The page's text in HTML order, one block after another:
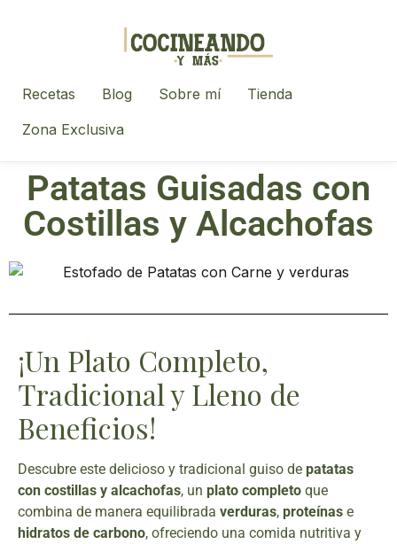
Recetas Blog Sobre mí
Tienda
Zona Exclusiva
Patatas Guisadas con
Costillas y Alcachofas
¡Un Plato Completo,
Tradicional y Lleno de
Beneficios!
Descubre este delicioso y tradicional guiso de patatas
con costillas y alcachofas, un plato completo que
combina de manera equilibrada verduras, proteínas e
hidratos de carbono, ofreciendo una comida nutritiva y